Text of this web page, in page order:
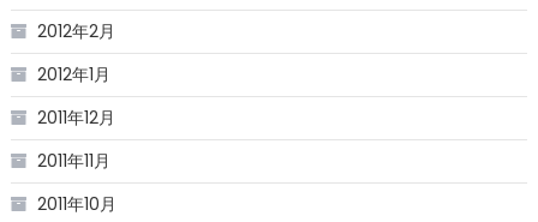
2012年2月
2012年1月
2011年12月
2011年11月
2011年10月